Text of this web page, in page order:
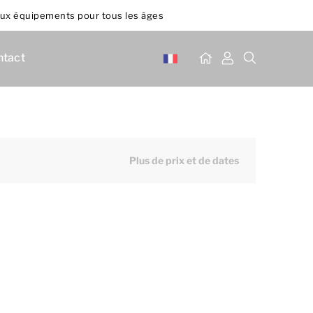
équipements pour tous les âges
Plus de prix et de dates